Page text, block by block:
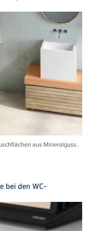
aus Mineralguss.
bei den WC-